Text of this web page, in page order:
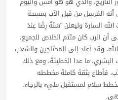
المُرسل من قبل الآب بمسحة
السارة وليعلن “سَنَةَ رِضًا عِندَ
أن الرب كان متتم الخلاص للجميع،
وقد أعاد إلى المحتاجين والشعب
ما عدا الخطيئة، ومع ذلك
فأطاع بثقة كاملة مخططه
سلام لمستقبل مليء بالرجاء.